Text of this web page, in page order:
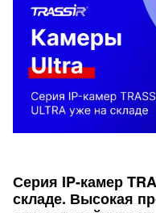
Серия IP-камер
складе. Высокая